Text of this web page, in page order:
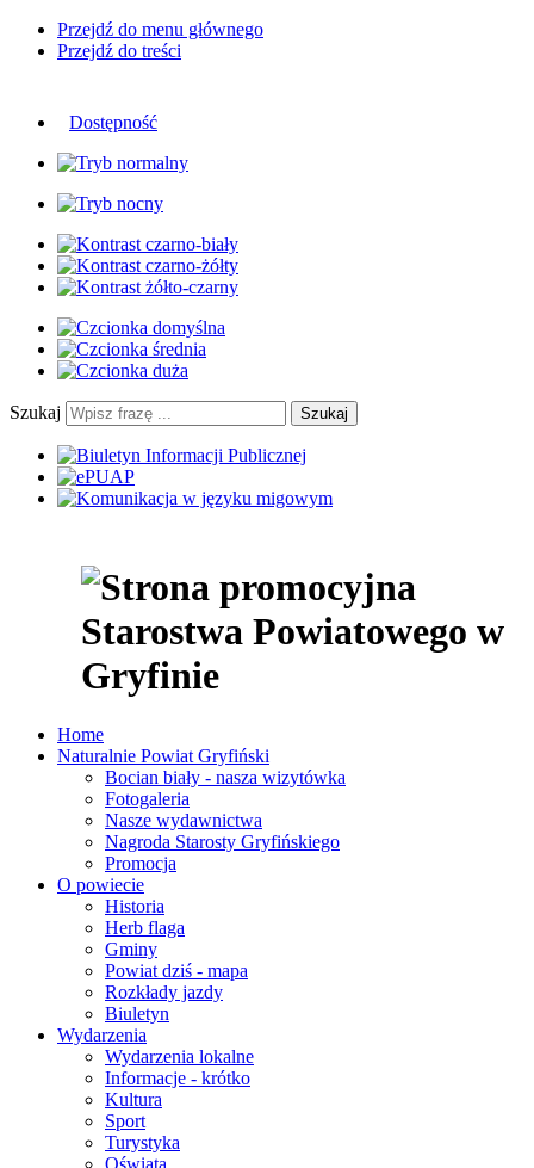
Przejdź do menu głównego
Przejdź do treści
Dostępność
Szukaj Szukaj
Home
Naturalnie Powiat Gryfiński
Bocian biały - nasza wizytówka
Fotogaleria
Nasze wydawnictwa
Nagroda Starosty Gryfińskiego
Promocja
O powiecie
Historia
Herb flaga
Gminy
Powiat dziś - mapa
Rozkłady jazdy
Biuletyn
Wydarzenia
Wydarzenia lokalne
Informacje - krótko
Kultura
Sport
Turystyka
Oświata